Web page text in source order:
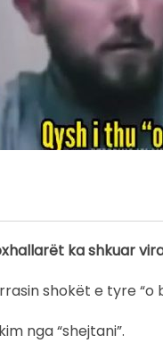
ka shkuar
shokët e tyre “o
nga “shejtani”.